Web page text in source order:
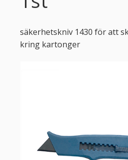
säkerhetskniv 1430 för att
kring kartonger